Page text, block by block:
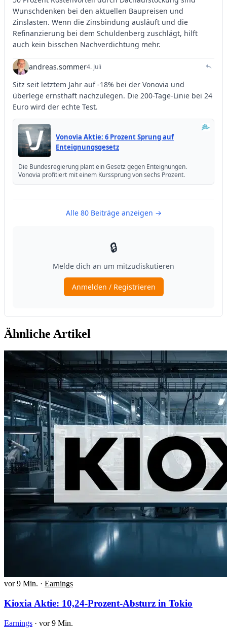
Ähnliche Artikel
vor 9 Min. · Earnings
Kioxia Aktie: 10,24-Prozent-Absturz in Tokio
Earnings · vor 9 Min.